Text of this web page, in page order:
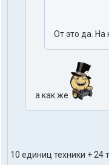
От это да. На
а как же
10 единиц техники + 24